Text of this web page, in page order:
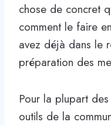
chose de concret
comment le faire
avez déjà dans le
préparation des
Pour la plupart
outils de la